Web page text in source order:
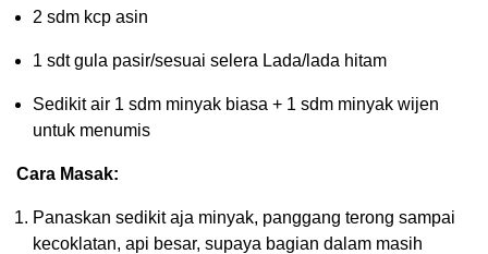
2 sdm kcp asin
1 sdt gula pasir/sesuai selera Lada/lada hitam
Sedikit air 1 sdm minyak biasa + 1 sdm minyak wijen
untuk menumis
Cara Masak:
Panaskan sedikit aja minyak, panggang terong sampai
kecoklatan, api besar, supaya bagian dalam masih